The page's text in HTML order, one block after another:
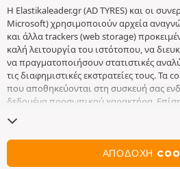
Η Elastikaleader.gr (AD TYRES) και οι
Microsoft) χρησιμοποιούν αρχεία
και άλλα trackers (web storage)
καλή λειτουργία του ιστότοπου, να
να πραγματοποιήσουν στατιστικές
τις διαφημιστικές εκστρατείες τους. Τα
που αποθηκεύονται στη συσκευή σας
δεδομένα προσωπικού χαρακτήρα.
συγκατάθεσή σας, με εξαίρεση αυτά που
λειτουργία του ιστότοπου. Διατηρούμε
Μπορείτε να ανακαλέσετε τη
πηγαίνοντας στησελίδα σχετικά με τα
ΑΠΟΔΟΧΉ